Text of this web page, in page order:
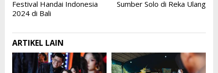
Festival Handai Indonesia
2024 di Bali
Sumber Solo di Reka Ulang
ARTIKEL LAIN